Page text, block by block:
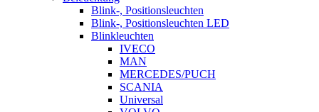
Blink-, Positionsleuchten
Blink-, Positionsleuchten LED
Blinkleuchten
IVECO
MAN
MERCEDES/PUCH
SCANIA
Universal